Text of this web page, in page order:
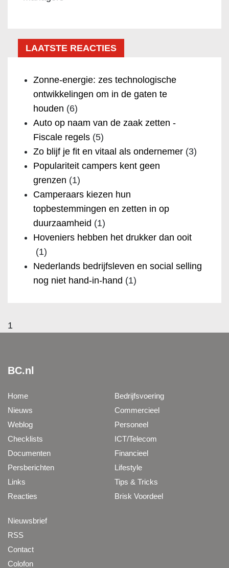
LAATSTE REACTIES
Zonne-energie: zes technologische
ontwikkelingen om in de gaten te
houden (6)
Auto op naam van de zaak zetten -
Fiscale regels (5)
Zo blijf je fit en vitaal als ondernemer (3)
Populariteit campers kent geen
grenzen (1)
Camperaars kiezen hun
topbestemmingen en zetten in op
duurzaamheid (1)
Hoveniers hebben het drukker dan ooit
(1)
Nederlands bedrijfsleven en social selling
nog niet hand-in-hand (1)
1
BC.nl
Home
Nieuws
Weblog
Checklists
Documenten
Persberichten
Links
Reacties
Bedrijfsvoering
Commercieel
Personeel
ICT/Telecom
Financieel
Lifestyle
Tips & Tricks
Brisk Voordeel
Nieuwsbrief
RSS
Contact
Colofon